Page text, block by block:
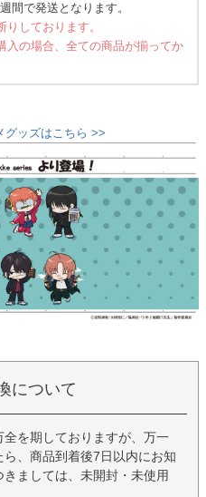
間で発送となります。
りしております。
入の場合、全ての商品が揃ってか
グッズはこちら >>
について
を期しておりますが、万一
、商品到着後7日以内にお知
ましては、未開封・未使用